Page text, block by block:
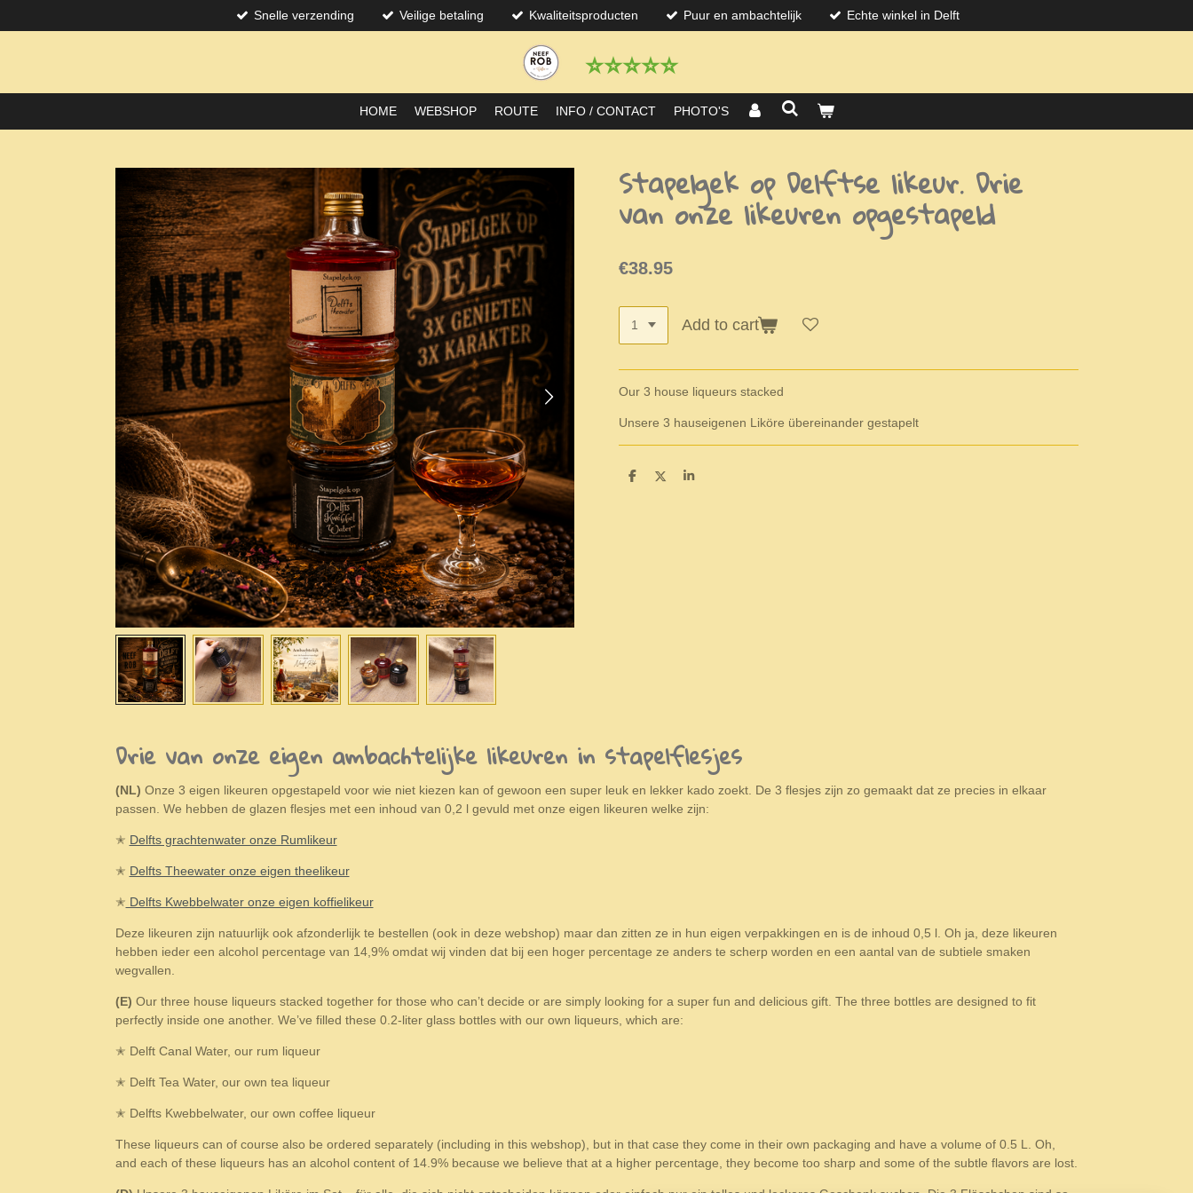
to
Snelle verzending Veilige betaling Kwaliteitsproducten Puur en ambachtelijk Echte winkel in Delft
⭐️⭐️⭐️⭐️⭐️
HOME WEBSHOP ROUTE INFO / CONTACT PHOTO'S
Stapelgek op Delftse likeur. Drie
van onze likeuren opgestapeld
€38.95
Add to cart
Our 3 house liqueurs stacked
Unsere 3 hauseigenen Liköre übereinander gestapelt
S
S
S
Drie van onze eigen ambachtelijke likeuren in stapelflesjes
(NL) Onze 3 eigen likeuren opgestapeld voor wie niet kiezen kan of gewoon een super leuk en lekker kado zoekt. De 3 flesjes zijn zo gemaakt dat ze precies in elkaar
passen. We hebben de glazen flesjes met een inhoud van 0,2 l gevuld met onze eigen likeuren welke zijn:
✭ Delfts grachtenwater onze Rumlikeur
✭ Delfts Theewater onze eigen theelikeur
✭ Delfts Kwebbelwater onze eigen koffielikeur
Deze likeuren zijn natuurlijk ook afzonderlijk te bestellen (ook in deze webshop) maar dan zitten ze in hun eigen verpakkingen en is de inhoud 0,5 l. Oh ja, deze likeuren
hebben ieder een alcohol percentage van 14,9% omdat wij vinden dat bij een hoger percentage ze anders te scherp worden en een aantal van de subtiele smaken
wegvallen.
(E) Our three house liqueurs stacked together for those who can’t decide or are simply looking for a super fun and delicious gift. The three bottles are designed to fit
perfectly inside one another. We’ve filled these 0.2-liter glass bottles with our own liqueurs, which are:
✭ Delft Canal Water, our rum liqueur
✭ Delft Tea Water, our own tea liqueur
✭ Delfts Kwebbelwater, our own coffee liqueur
These liqueurs can of course also be ordered separately (including in this webshop), but in that case they come in their own packaging and have a volume of 0.5 L. Oh,
and each of these liqueurs has an alcohol content of 14.9% because we believe that at a higher percentage, they become too sharp and some of the subtle flavors are lost.